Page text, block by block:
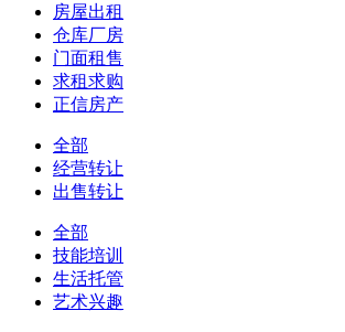
房屋出租
仓库厂房
门面租售
求租求购
正信房产
全部
经营转让
出售转让
全部
技能培训
生活托管
艺术兴趣